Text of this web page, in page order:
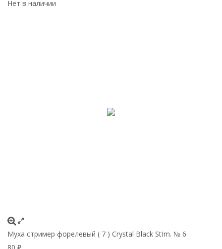
Нет в наличии
Муха стример форелевый ( 7 ) Crystal Black StIm. № 6
₽